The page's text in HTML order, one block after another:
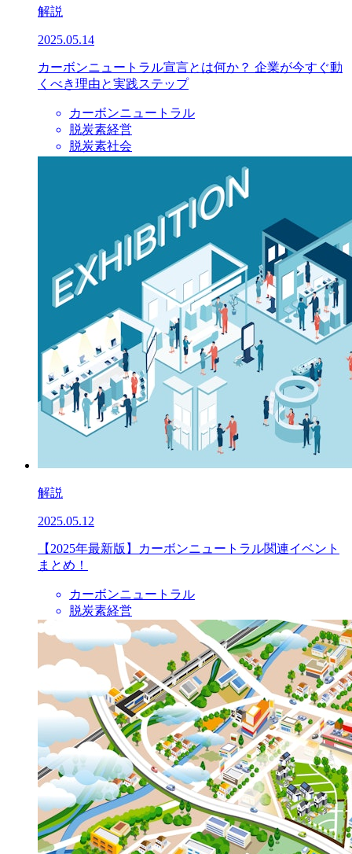
解説
2025.05.14
カーボンニュートラル宣言とは何か？ 企業が今すぐ動
くべき理由と実践ステップ
カーボンニュートラル
脱炭素経営
脱炭素社会
解説
2025.05.12
【2025年最新版】カーボンニュートラル関連イベント
まとめ！
カーボンニュートラル
脱炭素経営